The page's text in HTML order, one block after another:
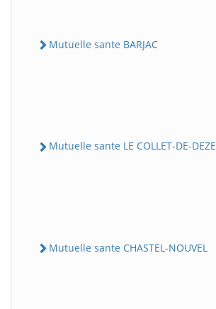
Mutuelle sante BARJAC
Mutuelle sante LE COLLET-DE-DEZE
Mutuelle sante CHASTEL-NOUVEL